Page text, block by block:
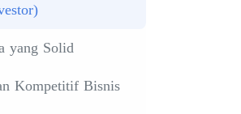
yang Solid
Kompetitif Bisnis